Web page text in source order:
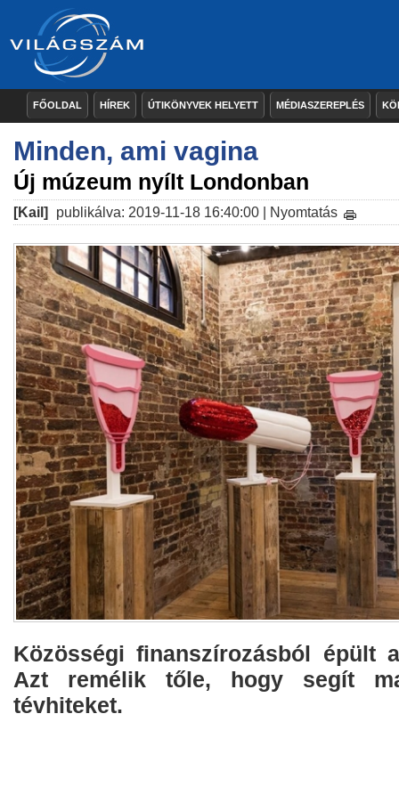
FŐOLDAL HÍREK ÚTIKÖNYVEK HELYETT MÉDIASZEREPLÉS
Minden, ami vagina
Új múzeum nyílt Londonban
[Kail] publikálva: 2019-11-18 16:40:00 | Nyomtatás
Közösségi finanszírozásból épült
Azt remélik tőle, hogy segít
tévhiteket.